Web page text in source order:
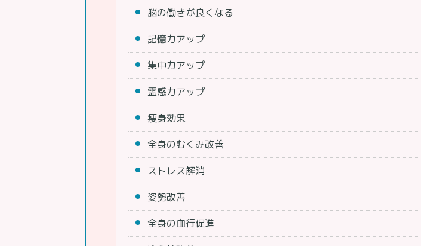
脳の働きが良くなる
記憶力アップ
集中力アップ
霊感力アップ
痩身効果
全身のむくみ改善
ストレス解消
姿勢改善
全身の血行促進